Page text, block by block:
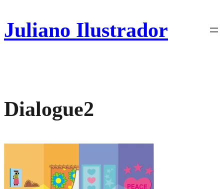
o
conteúdo
Juliano Ilustrador
Dialogue2